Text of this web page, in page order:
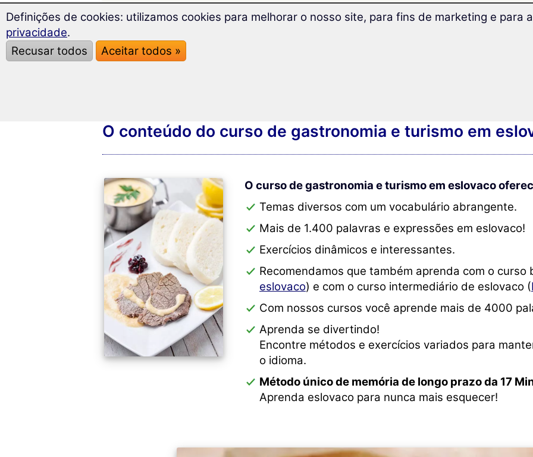
Diversos métodos de aprendizado e exercícios
Versão actualizada em 2026
Compatível com Windows / Linux / MAC
O conteúdo do curso de gastronomia e turismo em
O curso de gastronomia e turismo em eslovaco
Temas diversos com um vocabulário abrangente.
Mais de 1.400 palavras e expressões em eslovaco!
Exercícios dinâmicos e interessantes.
Recomendamos que também aprenda com o curso
eslovaco) e com o curso intermediário de eslovaco (
Com nossos cursos você aprende mais de 4000
Aprenda se divertindo!
Encontre métodos e exercícios variados para
o idioma.
Método único de memória de longo prazo da 17
Aprenda eslovaco para nunca mais esquecer!
Definições de cookies: utilizamos cookies para melhorar o nosso site, para fins de marketing e para
privacidade.
Recusar todos
Aceitar todos »